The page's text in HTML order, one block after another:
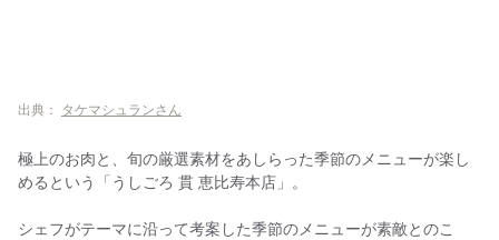
出典： タケマシュランさん
極上のお肉と、旬の厳選素材をあしらった季節のメニューが楽し
めるという「うしごろ 貫 恵比寿本店」。
シェフがテーマに沿って考案した季節のメニューが素敵とのこ